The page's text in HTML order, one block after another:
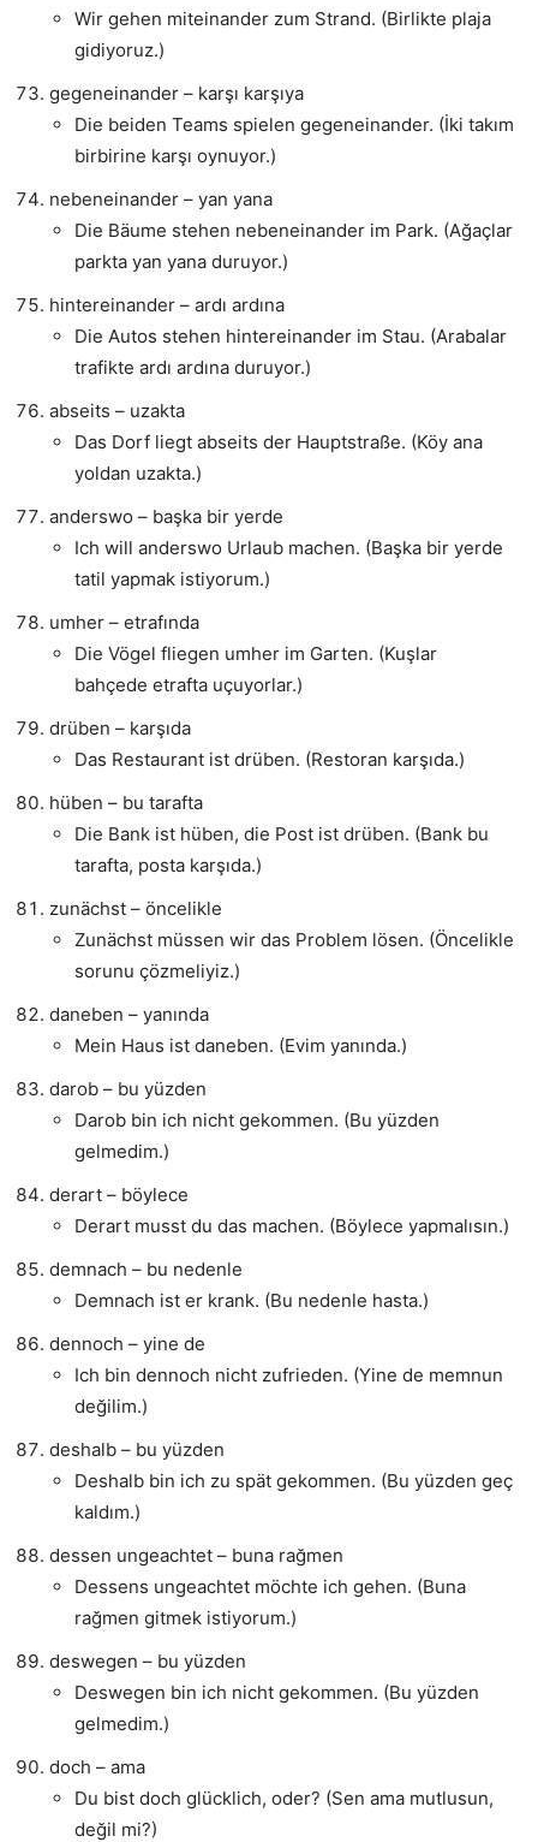
Wir gehen miteinander zum Strand. (Birlikte plaja
gidiyoruz.)
gegeneinander – karşı karşıya
Die beiden Teams spielen gegeneinander. (İki takım
birbirine karşı oynuyor.)
nebeneinander – yan yana
Die Bäume stehen nebeneinander im Park. (Ağaçlar
parkta yan yana duruyor.)
hintereinander – ardı ardına
Die Autos stehen hintereinander im Stau. (Arabalar
trafikte ardı ardına duruyor.)
abseits – uzakta
Das Dorf liegt abseits der Hauptstraße. (Köy ana
yoldan uzakta.)
anderswo – başka bir yerde
Ich will anderswo Urlaub machen. (Başka bir yerde
tatil yapmak istiyorum.)
umher – etrafında
Die Vögel fliegen umher im Garten. (Kuşlar
bahçede etrafta uçuyorlar.)
drüben – karşıda
Das Restaurant ist drüben. (Restoran karşıda.)
hüben – bu tarafta
Die Bank ist hüben, die Post ist drüben. (Bank bu
tarafta, posta karşıda.)
zunächst – öncelikle
Zunächst müssen wir das Problem lösen. (Öncelikle
sorunu çözmeliyiz.)
daneben – yanında
Mein Haus ist daneben. (Evim yanında.)
darob – bu yüzden
Darob bin ich nicht gekommen. (Bu yüzden
gelmedim.)
derart – böylece
Derart musst du das machen. (Böylece yapmalısın.)
demnach – bu nedenle
Demnach ist er krank. (Bu nedenle hasta.)
dennoch – yine de
Ich bin dennoch nicht zufrieden. (Yine de memnun
değilim.)
deshalb – bu yüzden
Deshalb bin ich zu spät gekommen. (Bu yüzden geç
kaldım.)
dessen ungeachtet – buna rağmen
Dessens ungeachtet möchte ich gehen. (Buna
rağmen gitmek istiyorum.)
deswegen – bu yüzden
Deswegen bin ich nicht gekommen. (Bu yüzden
gelmedim.)
doch – ama
Du bist doch glücklich, oder? (Sen ama mutlusun,
değil mi?)